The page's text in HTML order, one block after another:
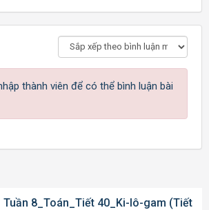
thành viên để có thể bình luận bài
Tuần 8_Toán_Tiết 40_Ki-lô-gam (Tiết